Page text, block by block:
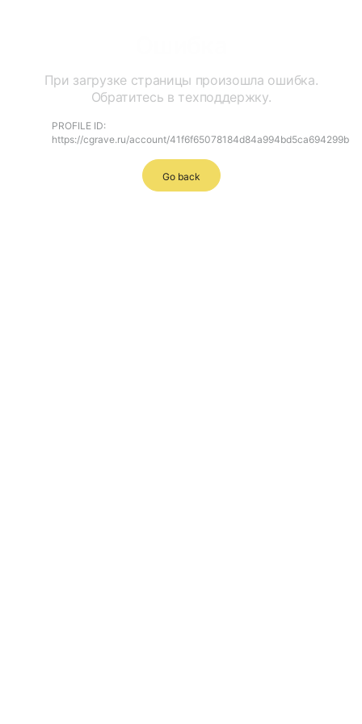
При загрузке страницы произошла ошибка.
Обратитесь в техподдержку.
PROFILE ID:
https://cgrave.ru/account/41f6f65078184d84a994bd5ca694299b
Go back